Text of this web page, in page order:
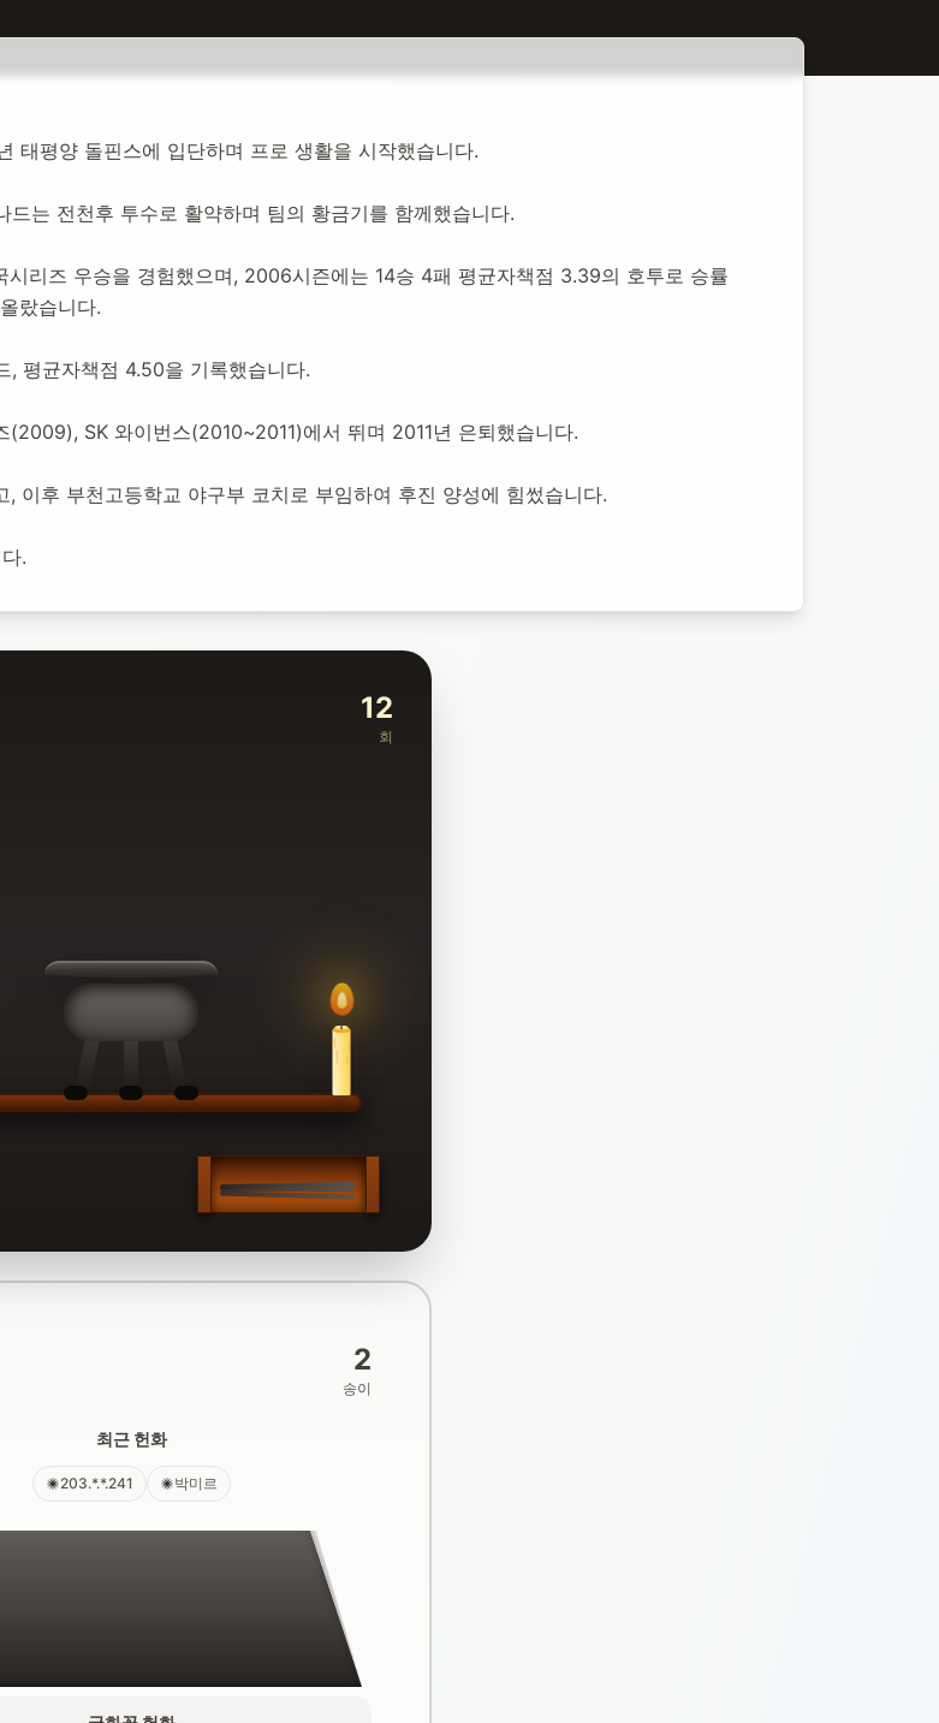
태평양 돌핀스에 입단하며 프로 생활을 시작했습니다.
는 전천후 투수로 활약하며 팀의 황금기를 함께했습니다.
리즈 우승을 경험했으며, 2006시즌에는 14승 4패 평균자책점 3.39의 호투로 승률
랐습니다.
평균자책점 4.50을 기록했습니다.
SK 와이번스(2010~2011)에서 뛰며 2011년 은퇴했습니다.
이후 부천고등학교 야구부 코치로 부임하여 후진 양성에 힘썼습니다.
.
12
회
2
송이
최근 헌화
203.*.*.241 박미르